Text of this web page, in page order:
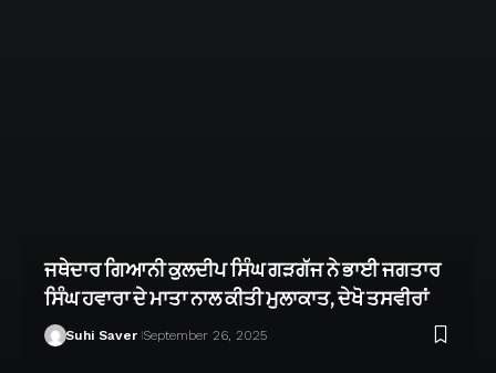
ਜਥੇਦਾਰ ਗਿਆਨੀ ਕੁਲਦੀਪ ਸਿੰਘ ਗੜਗੱਜ ਨੇ ਭਾਈ ਜਗਤਾਰ
ਸਿੰਘ ਹਵਾਰਾ ਦੇ ਮਾਤਾ ਨਾਲ ਕੀਤੀ ਮੁਲਾਕਾਤ, ਦੇਖੋ ਤਸਵੀਰਾਂ
Suhi Saver September 26, 2025